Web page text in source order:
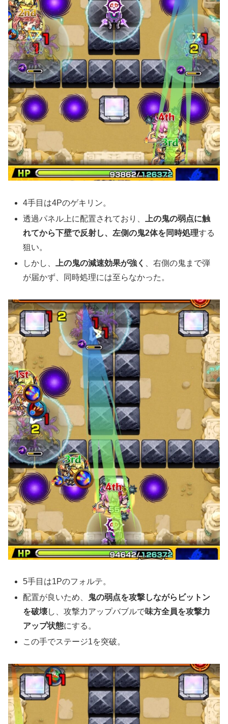
4手目は4Pのゲキリン。
透過パネル上に配置されており、
上の鬼の弱点に触
れてから下壁で反射し、左側の鬼2体を同時処理する
狙い。
しかし、
上の鬼の減速効果が強く
、右側の鬼まで弾
が届かず、同時処理には至らなかった。
5手目は1Pのフォルテ。
配置が良いため、
鬼の弱点を攻撃しながらビットン
を破壊し、攻撃力アップバブルで味方全員を攻撃力
アップ状態にする。
この手でステージ1を突破。